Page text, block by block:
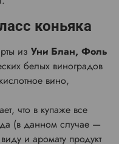
коньяка
из Уни Блан, Фоль
белых виноградов
вино,
что в купаже все
(в данном случае —
и аромату продукт